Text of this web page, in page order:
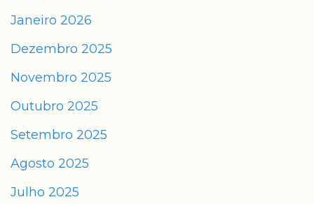
Janeiro 2026
Dezembro 2025
Novembro 2025
Outubro 2025
Setembro 2025
Agosto 2025
Julho 2025